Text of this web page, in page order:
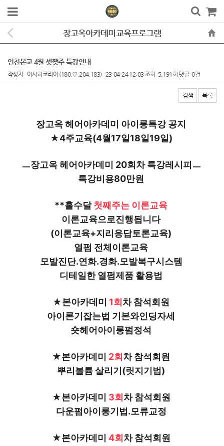
장고옥아카데미교육프로그램
인천본교 4월 셋쨋주 특강안내
작성자 아사히코리아(180.♡.204.183) 23-04-24 12:03조회 5,191회 댓글 0건
검색 목록
장고옥 헤어아카데미 아이롱특강 공지
★4주교육(4월17일18일19일)
ㅡ장고옥 헤어아카데미 20회차 특강레시피ㅡ
특강비용80만원
**홀수달 첫째주는 이론교육
이론교육으로진행됩니다
(이론교육+지리응답토론교육)
열펌 전체이론교육
모발진단.연화.경화.모발복구시스템
디테일한 열펌제품 활용법
★본아카데미 1회 차 참석회원
아이론기잡는법 기본와인딩자세
숏헤어아이롱펌정석
★본아카데미 2회 차 참석회원
뿌리볼륨 살리기(릿지기법)
★본아카데미 3회 차 참석회원
다운펌아이롱기법.모류교정
★본아카데미 4회 차 참석회원